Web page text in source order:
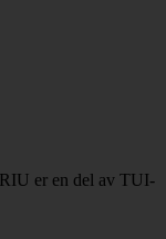
er en del av TUI-